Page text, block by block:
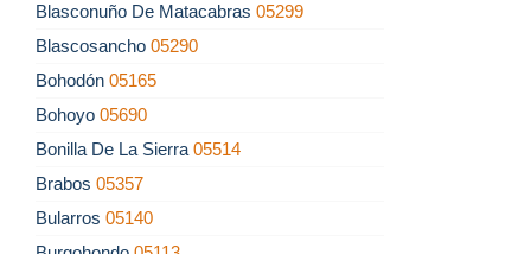
Blasconuño De Matacabras 05299
Blascosancho 05290
Bohodón 05165
Bohoyo 05690
Bonilla De La Sierra 05514
Brabos 05357
Bularros 05140